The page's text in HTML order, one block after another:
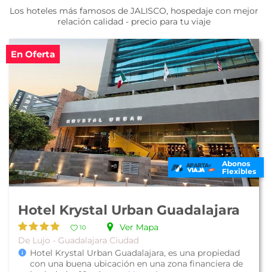
Los hoteles más famosos de JALISCO, hospedaje con mejor
relación calidad - precio para tu viaje
En Oferta
Abonos
Flexibles
Hotel Krystal Urban Guadalajara
10
Ver Mapa
De Lujo - Guadalajara Ciudad
Hotel Krystal Urban Guadalajara, es una propiedad
con una buena ubicación en una zona financiera de